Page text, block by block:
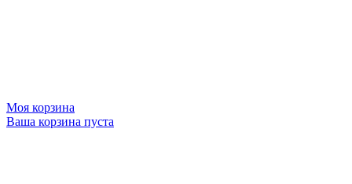
Моя корзина
Ваша корзина пуста